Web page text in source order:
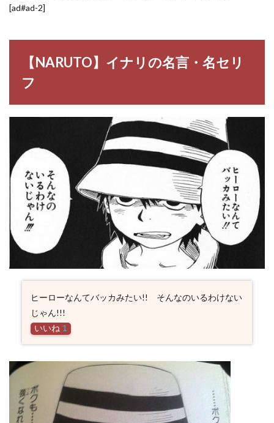
[ad#ad-2]
【NARUTO】イナリの名言・名セリ
フ
ヒーローなんてバッカみたい!! そんなのいるわけない
じゃん!!!
いいね 1